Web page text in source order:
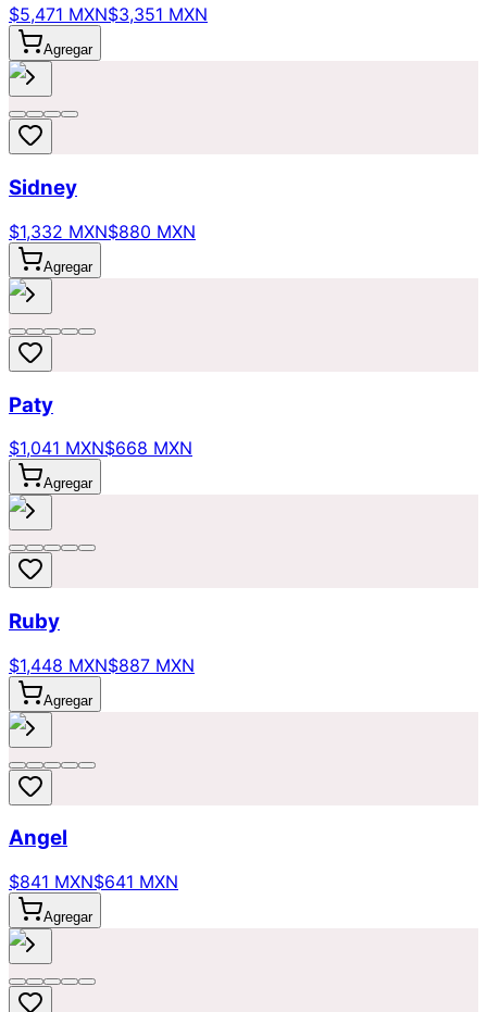
$5,471 MXN$3,351 MXN
Agregar
Sidney
$1,332 MXN$880 MXN
Agregar
Paty
$1,041 MXN$668 MXN
Agregar
Ruby
$1,448 MXN$887 MXN
Agregar
Angel
$841 MXN$641 MXN
Agregar